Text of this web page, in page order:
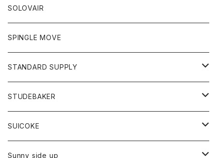
Tシャツ
トレーナー
ボトム
ショートパンツ
スカート
レディース
スカート
Tシャツ
アクセサリー
バック
コート
ネクタイ
グローブ
アクセサリー
トップス
カットソー
カーディガン
ボトム
ショートパンツ
パンツ
レディース
カットソー
カーディガン
ジーンズ
チノパン
トップス
ポロシャツ
ベスト
靴
靴
ワンピース
トップス
カットソー
ボトム
パンツ
オーバーオール
SOLOVAIR
SPINGLE MOVE
STANDARD SUPPLY
財布
バッグ
STUDEBAKER
アクセサリー
ブレスレット
SUICOKE
ブーツ
Sunny side up